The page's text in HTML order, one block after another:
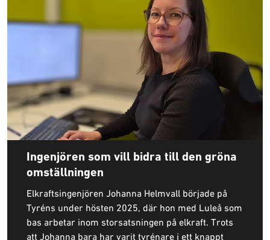
Ingenjören som vill bidra till den gröna
omställningen
Elkraftsingenjören Johanna Helmvall började på
Tyréns under hösten 2025, där hon med Luleå som
bas arbetar inom storsatsningen på elkraft. Trots
att Johanna bara har varit tyrénare i ett knappt